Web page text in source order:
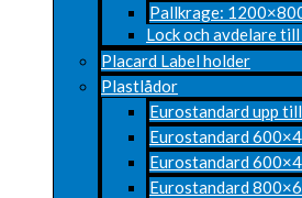
Pallkrage:
Lock och avdelare
Placard Label holder
Plastlådor
Eurostandard upp
Eurostandard
Eurostandard
Eurostandard